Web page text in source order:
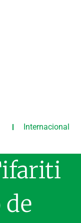
Internacional